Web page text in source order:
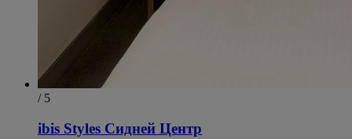
/ 5
ibis Styles Сидней Центр